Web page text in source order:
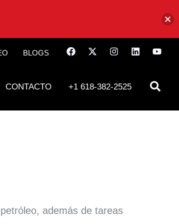
BLOGS
CONTACTO +1 618-382-2525
además de tareas